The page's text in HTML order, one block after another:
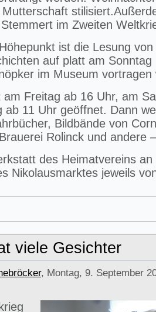
im Zweiten
ist die Lesung von
auf platt am
im Museum vortragen
am Freitag ab 16 Uhr, am
ab 11 Uhr geöffnet. Dann
Bildbände von
Rolinck und andere
des Heimatvereins
Nikolausmarktes jeweils
viele Gesichter
, Montag, 9. September